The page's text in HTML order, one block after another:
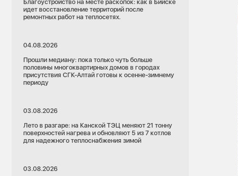
Благоустройство на месте раскопок: как в Бийске
идет восстановление территорий после
ремонтных работ на теплосетях.
04.08.2026
Прошли медиану: пока только чуть больше
половины многоквартирных домов в городах
присутствия СГК-Алтай готовы к осенне-зимнему
периоду
03.08.2026
Лето в разгаре: на Канской ТЭЦ меняют 21 тонну
поверхностей нагрева и обновляют 5 из 7 котлов
для надежного теплоснабжения зимой
03.08.2026